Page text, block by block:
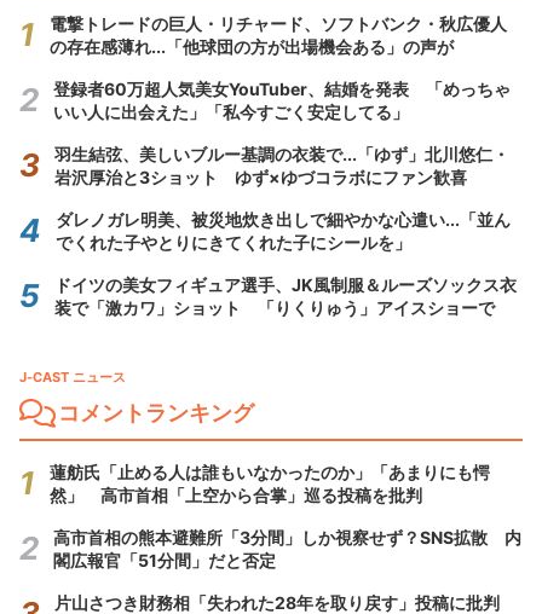
電撃トレードの巨人・リチャード、ソフトバンク・秋広優人
の存在感薄れ...「他球団の方が出場機会ある」の声が
登録者60万超人気美女YouTuber、結婚を発表 「めっちゃ
いい人に出会えた」「私今すごく安定してる」
羽生結弦、美しいブルー基調の衣装で...「ゆず」北川悠仁・
岩沢厚治と3ショット ゆず×ゆづコラボにファン歓喜
ダレノガレ明美、被災地炊き出しで細やかな心遣い...「並ん
でくれた子やとりにきてくれた子にシールを」
ドイツの美女フィギュア選手、JK風制服＆ルーズソックス衣
装で「激カワ」ショット 「りくりゅう」アイスショーで
J-CAST ニュース
コメントランキング
蓮舫氏「止める人は誰もいなかったのか」「あまりにも愕
然」 高市首相「上空から合掌」巡る投稿を批判
高市首相の熊本避難所「3分間」しか視察せず？SNS拡散 内
閣広報官「51分間」だと否定
片山さつき財務相「失われた28年を取り戻す」投稿に批判